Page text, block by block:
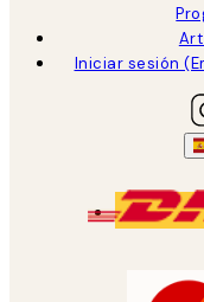
Iniciar sesión